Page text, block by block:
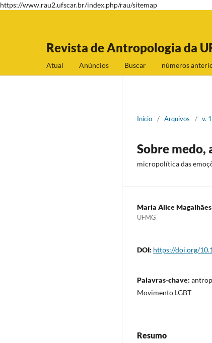
https://www.rau2.ufscar.br/index.php/rau/sitemap
Revista de Antropologia da
Atual Anúncios Buscar números
Início / Arquivos / v.
Sobre medo,
micropolítica das
Maria Alice
UFMG
DOI: https://doi.org/
Palavras-chave:
Movimento LGBT
Resumo